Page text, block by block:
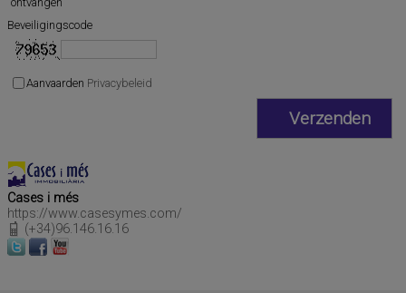
Beveiligingscode
Aanvaarden Privacybeleid
Cases i més
https://www.casesymes.com/
(+34)96.146.16.16